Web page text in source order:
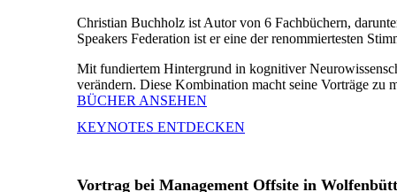
Christian Buchholz ist Autor von 6 Fachbüchern,
Speakers Federation ist er eine der renommiertesten
Mit fundiertem Hintergrund in kognitiver
verändern. Diese Kombination macht seine Vorträge zu
BÜCHER ANSEHEN
KEYNOTES ENTDECKEN
Vortrag bei Management Offsite in